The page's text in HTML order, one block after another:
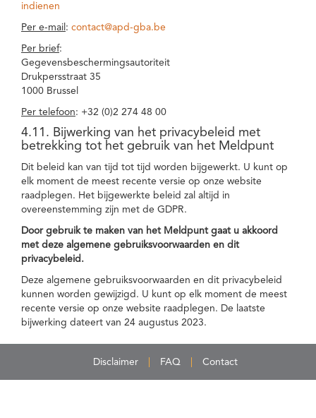
indienen
Per e-mail : contact@apd-gba.be
Per brief:
Gegevensbeschermingsautoriteit
Drukpersstraat 35
1000 Brussel
Per telefoon: +32 (0)2 274 48 00
4.11. Bijwerking van het privacybeleid met
betrekking tot het gebruik van het Meldpunt
Dit beleid kan van tijd tot tijd worden bijgewerkt. U kunt op
elk moment de meest recente versie op onze website
raadplegen. Het bijgewerkte beleid zal altijd in
overeenstemming zijn met de GDPR.
Door gebruik te maken van het Meldpunt gaat u akkoord
met deze algemene gebruiksvoorwaarden en dit
privacybeleid.
Deze algemene gebruiksvoorwaarden en dit privacybeleid
kunnen worden gewijzigd. U kunt op elk moment de meest
recente versie op onze website raadplegen. De laatste
bijwerking dateert van 24 augustus 2023.
Disclaimer FAQ Contact